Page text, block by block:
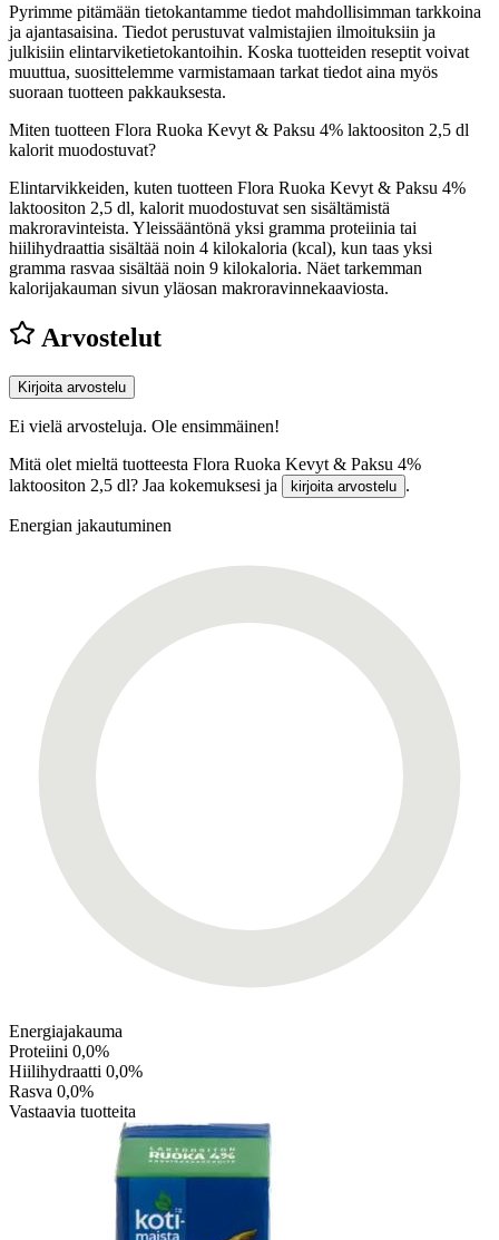
Pyrimme pitämään tietokantamme tiedot mahdollisimman tarkkoina
ja ajantasaisina. Tiedot perustuvat valmistajien ilmoituksiin ja
julkisiin elintarviketietokantoihin. Koska tuotteiden reseptit voivat
muuttua, suosittelemme varmistamaan tarkat tiedot aina myös
suoraan tuotteen pakkauksesta.
Miten tuotteen Flora Ruoka Kevyt & Paksu 4% laktoositon 2,5 dl
kalorit muodostuvat?
Elintarvikkeiden, kuten tuotteen Flora Ruoka Kevyt & Paksu 4%
laktoositon 2,5 dl, kalorit muodostuvat sen sisältämistä
makroravinteista. Yleissääntönä yksi gramma proteiinia tai
hiilihydraattia sisältää noin 4 kilokaloria (kcal), kun taas yksi
gramma rasvaa sisältää noin 9 kilokaloria. Näet tarkemman
kalorijakauman sivun yläosan makroravinnekaaviosta.
Arvostelut
Kirjoita arvostelu
Ei vielä arvosteluja. Ole ensimmäinen!
Mitä olet mieltä tuotteesta Flora Ruoka Kevyt & Paksu 4%
laktoositon 2,5 dl? Jaa kokemuksesi ja
kirjoita arvostelu .
Energian jakautuminen
Energiajakauma
Proteiini 0,0%
Hiilihydraatti 0,0%
Rasva 0,0%
Vastaavia tuotteita